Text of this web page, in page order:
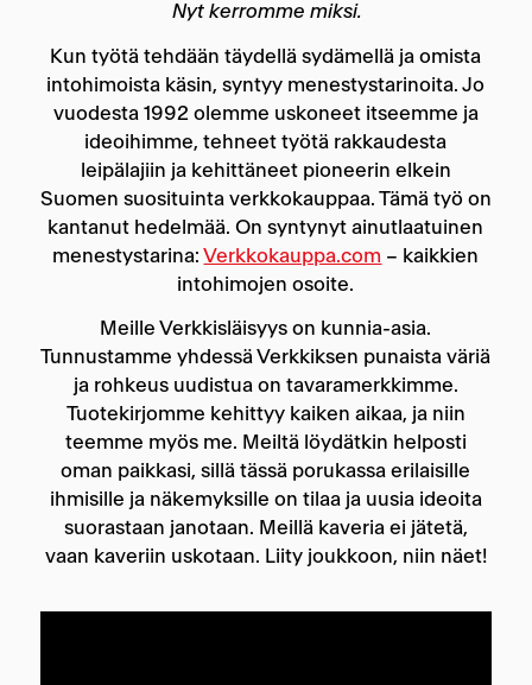
Nyt kerromme miksi.
Kun työtä tehdään täydellä sydämellä ja omista
intohimoista käsin, syntyy menestystarinoita. Jo
vuodesta 1992 olemme uskoneet itseemme ja
ideoihimme, tehneet työtä rakkaudesta
leipälajiin ja kehittäneet pioneerin elkein
Suomen suosituinta verkkokauppaa. Tämä työ on
kantanut hedelmää. On syntynyt ainutlaatuinen
menestystarina:Verkkokauppa.com – kaikkien
intohimojen osoite.
Meille Verkkisläisyys on kunnia-asia.
Tunnustamme yhdessä Verkkiksen punaista väriä
ja rohkeus uudistua on tavaramerkkimme.
Tuotekirjomme kehittyy kaiken aikaa, ja niin
teemme myös me. Meiltä löydätkin helposti
oman paikkasi, sillä tässä porukassa erilaisille
ihmisille ja näkemyksille on tilaa ja uusia ideoita
suorastaan janotaan. Meillä kaveria ei jätetä,
vaan kaveriin uskotaan. Liity joukkoon, niin näet!